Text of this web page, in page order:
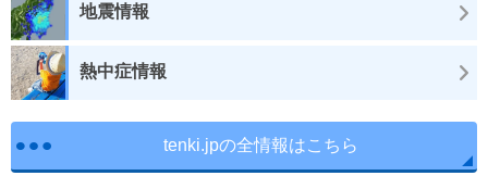
地震情報
熱中症情報
tenki.jpの全情報はこちら